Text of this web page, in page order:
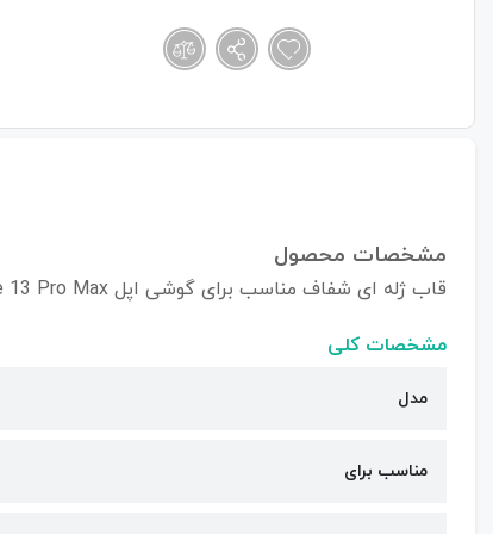
مشخصات محصول
قاب ژله ای شفاف مناسب برای گوشی اپل Iphone 13 Pro Max
مشخصات کلی
مدل
مناسب برای